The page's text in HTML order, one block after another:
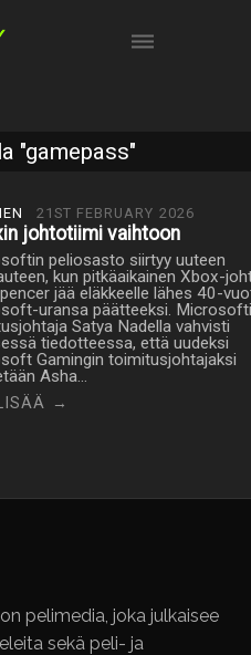
"gamepass"
21ST FEBRUARY 2026
johtotiimi vaihtoon
peliosasto siirtyy uuteen
kun pitkäaikainen Xbox-
jää eläkkeelle lähes 40-
uransa päätteeksi.
Satya Nadella vahvisti
tiedotteessa, että uudeksi
Gamingin toimitusjohtajaksi
Asha…
→
pelimedia, joka julkaisee
sekä peli- ja